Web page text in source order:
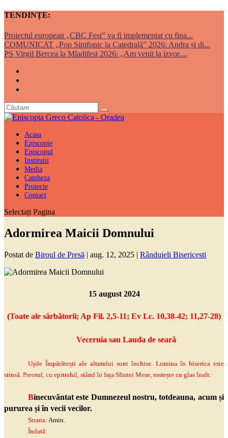
TENDINȚE:
Proiectul european „CBC Fest” va fi implementat cu fina...
COMUNICAT „Pop Simfonic la Catedrală” 2026: Andra și di...
PS Virgil Bercea la Mladifest 2026: „Am venit la izvor....
Acasa
Episcopie
Episcopul
Institutii
Media
Cateheza
Proiecte
Contact
Selectați Pagina
Adormirea Maicii Domnului
Postat de Biroul de Presă | aug. 12, 2025 | Rânduieli Bisericesti
15 august 2024
(Toate ale sărbătorii; Ap Fil. 2,5-11; Ev Lc. 10,38-42; 11,27-28)
Vecernia sau Lauda de seară
Ușile Împărătești ale altarului sunt închise. Lumina în biserica este
stinsă. Preotul, cu epitrahil, stând în fața Sfintei Mese, rostește cu glas înalt:
Binecuvântat este Dumnezeul nostru, totdeauna, acum și
pururea și în vecii vecilor.
Strana: Amin.
Îndată: